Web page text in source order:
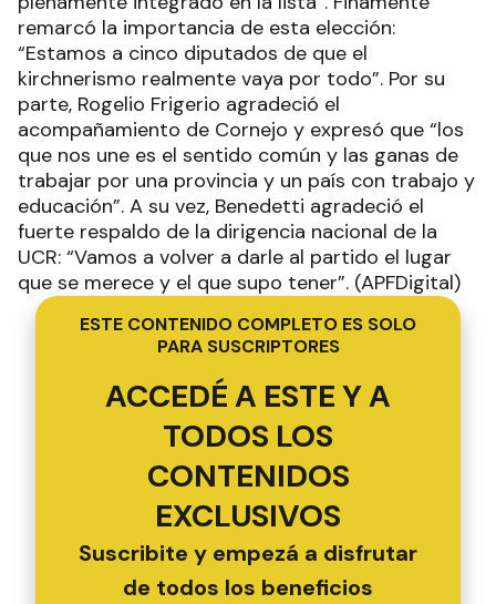
remarcó la importancia de esta elección:
“Estamos a cinco diputados de que el
kirchnerismo realmente vaya por todo”. Por su
parte, Rogelio Frigerio agradeció el
acompañamiento de Cornejo y expresó que “los
que nos une es el sentido común y las ganas de
trabajar por una provincia y un país con trabajo y
educación”. A su vez, Benedetti agradeció el
fuerte respaldo de la dirigencia nacional de la
UCR: “Vamos a volver a darle al partido el lugar
que se merece y el que supo tener”. (APFDigital)
ESTE CONTENIDO COMPLETO ES SOLO
PARA SUSCRIPTORES
ACCEDÉ A ESTE Y A
TODOS LOS
CONTENIDOS
EXCLUSIVOS
Suscribite y empezá a disfrutar
de todos los beneficios